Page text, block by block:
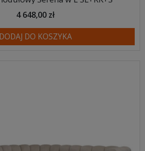
4 648,00 zł
DODAJ DO KOSZYKA